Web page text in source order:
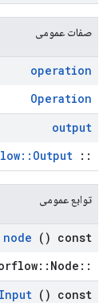
صفات عمومی
operation
Operation
output
::
توابع عمومی
node () const
::tensorflow::Node *
Input () const